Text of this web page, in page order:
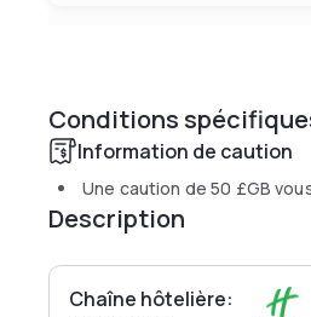
Conditions
Information de caution
Une caution de50 £GB
Description
Chaîne hôtelière: